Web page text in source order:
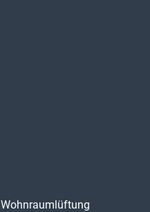
Wohnraumlüftung